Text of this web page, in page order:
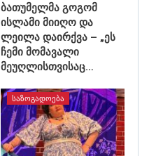
ბათუმელმა გოგომ
ისლამი მიიღო და
ლეილა დაირქვა – „ეს
ჩემი მომავალი
მეუღლისთვისაც…
ᲡᲐᲖᲝᲒᲐᲓᲝᲔᲑᲐ